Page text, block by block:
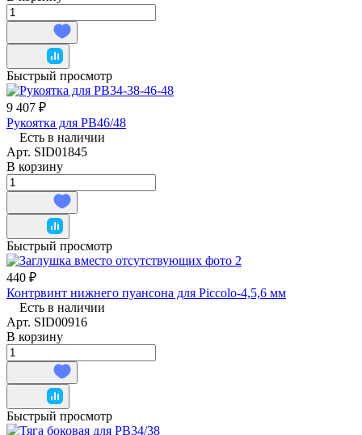
Быстрый просмотр
9 407 ₽
Рукоятка для РВ46/48
Есть в наличии
Арт. SID01845
В корзину
Быстрый просмотр
440 ₽
Контрвинт нижнего пуансона для Piccolo-4,5,6 мм
Есть в наличии
Арт. SID00916
В корзину
Быстрый просмотр